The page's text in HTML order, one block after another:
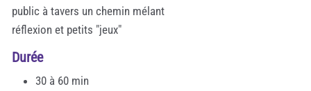
public à tavers un chemin mélant
réflexion et petits "jeux"
Durée
30 à 60 min